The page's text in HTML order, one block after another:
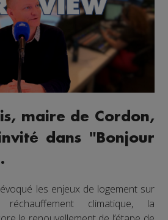
maire de Cordon,
dans "Bonjour
les enjeux de logement sur
climatique, la